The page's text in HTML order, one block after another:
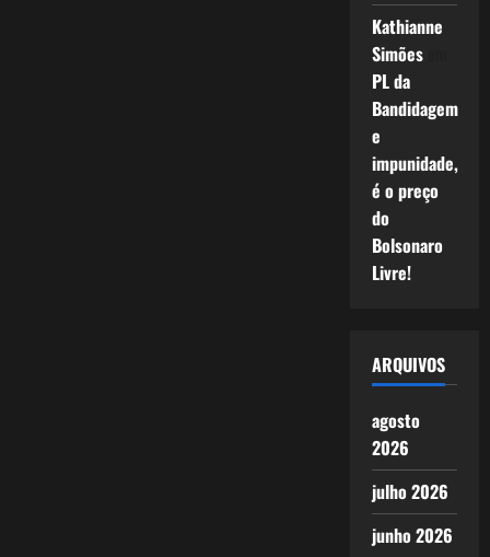
Kathianne
Simõesem
PL da
Bandidagem
e
impunidade,
é o preço
do
Bolsonaro
Livre!
ARQUIVOS
agosto
2026
julho 2026
junho 2026